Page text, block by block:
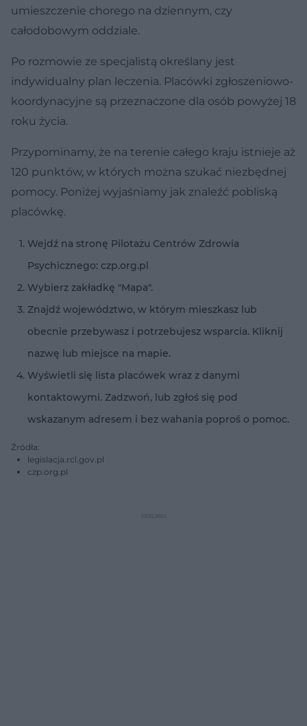
umieszczenie chorego na dziennym, czy
całodobowym oddziale.
Po rozmowie ze specjalistą określany jest
indywidualny plan leczenia. Placówki zgłoszeniowo-
koordynacyjne są przeznaczone dla osób powyżej 18
roku życia.
Przypominamy, że na terenie całego kraju istnieje aż
120 punktów, w których można szukać niezbędnej
pomocy. Poniżej wyjaśniamy jak znaleźć pobliską
placówkę.
Wejdź na stronę Pilotażu Centrów Zdrowia
Psychicznego: czp.org.pl
Wybierz zakładkę "Mapa".
Znajdź województwo, w którym mieszkasz lub
obecnie przebywasz i potrzebujesz wsparcia. Kliknij
nazwę lub miejsce na mapie.
Wyświetli się lista placówek wraz z danymi
kontaktowymi. Zadzwoń, lub zgłoś się pod
wskazanym adresem i bez wahania poproś o pomoc.
Źródła:
legislacja.rcl.gov.pl
czp.org.pl